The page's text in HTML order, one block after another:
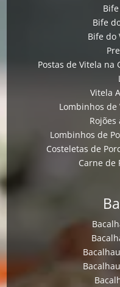
Bife
Bife do
Postas de Vitela na
Vitela
Lombinhos de
Rojões
Lombinhos de
Costeletas de
Carne de